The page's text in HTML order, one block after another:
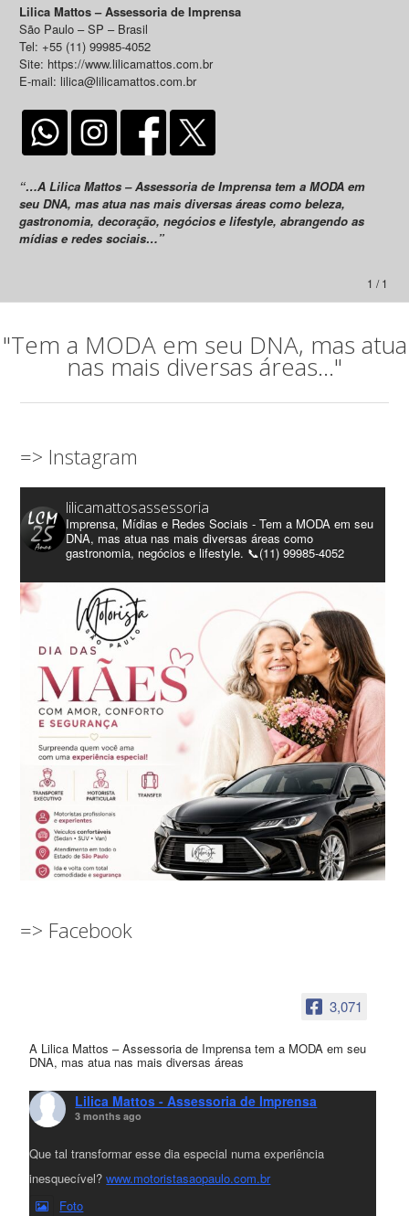
Lilica Mattos – Assessoria de Imprensa
São Paulo – SP – Brasil
Tel: +55 (11) 99985-4052
Site: https://www.lilicamattos.com.br
E-mail: lilica@lilicamattos.com.br
“…A Lilica Mattos – Assessoria de Imprensa tem a MODA em
seu DNA, mas atua nas mais diversas áreas como beleza,
gastronomia, decoração, negócios e lifestyle, abrangendo as
mídias e redes sociais…”
1 / 1
"Tem a MODA em seu DNA, mas atua
nas mais diversas áreas..."
=> Instagram
lilicamattosassessoria
Imprensa, Mídias e Redes Sociais - Tem a MODA em seu
DNA, mas atua nas mais diversas áreas como
gastronomia, negócios e lifestyle. 📞(11) 99985-4052
=> Facebook
3,071
A Lilica Mattos – Assessoria de Imprensa tem a MODA em seu
DNA, mas atua nas mais diversas áreas
Lilica Mattos - Assessoria de Imprensa
3 months ago
Que tal transformar esse dia especial numa experiência
inesquecível?www.motoristasaopaulo.com.br
Foto